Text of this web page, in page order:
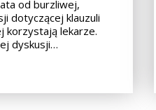
od burzliwej,
dotyczącej klauzuli
korzystają lekarze.
dyskusji…